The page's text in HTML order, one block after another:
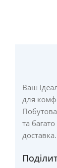
Ваш
для
та
доставка.